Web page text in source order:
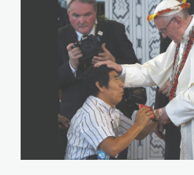
santiago-
AFP